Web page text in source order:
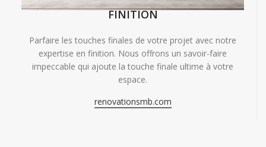
FINITION
Parfaire les touches finales de votre projet avec notre
expertise en finition. Nous offrons un savoir-faire
impeccable qui ajoute la touche finale ultime à votre
espace.
renovationsmb.com